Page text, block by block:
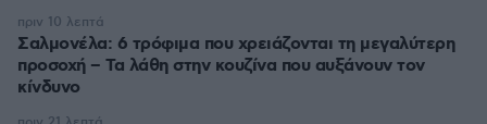
Σαλμονέλα: 6 τρόφιμα που χρειάζονται τη μεγαλύτερη
προσοχή – Τα λάθη στην κουζίνα που αυξάνουν τον
κίνδυνο
πριν 10 λεπτά